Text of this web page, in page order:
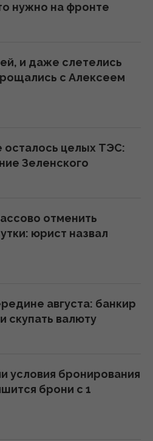
пациента": медики
российских
станет на треть
эксперт
удар по
приказали
эксперт сказал, что
нужно на фронте
и даже слетелись
с Алексеем
осталось целых ТЭС:
Зеленского
отменить
юрист назвал
августа: банкир
скупать валюту
условия бронирования
брони с 1